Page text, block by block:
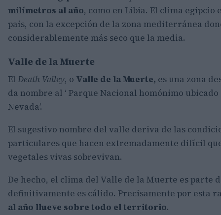
milímetros al año, como en Libia. El clima egipcio
país, con la excepción de la zona mediterránea
considerablemente más seco que la media.
Valle de la Muerte
El Death Valley, o Valle de la Muerte, es una zona
da nombre al ‘ Parque Nacional homónimo
Nevada’.
El sugestivo nombre del valle deriva de las
particulares que hacen extremadamente difícil
vegetales vivas sobrevivan.
De hecho, el clima del Valle de la Muerte es parte
definitivamente es cálido. Precisamente por esta
al año llueve sobre todo el territorio.